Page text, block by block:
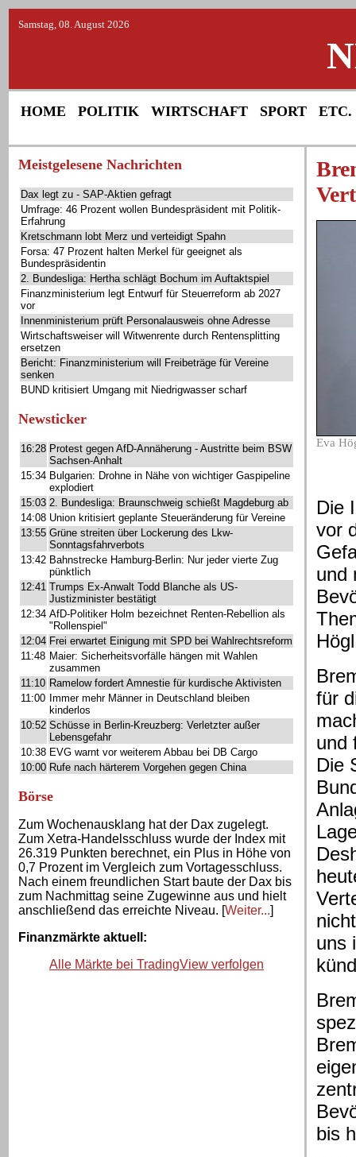
Samstag, 08. August 2026
HOME POLITIK WIRTSCHAFT SPORT ETC.
Meistgelesene Nachrichten
Dax legt zu - SAP-Aktien gefragt
Umfrage: 46 Prozent wollen Bundespräsident mit Politik-
Erfahrung
Kretschmann lobt Merz und verteidigt Spahn
Forsa: 47 Prozent halten Merkel für geeignet als
Bundespräsidentin
2. Bundesliga: Hertha schlägt Bochum im Auftaktspiel
Finanzministerium legt Entwurf für Steuerreform ab 2027
vor
Innenministerium prüft Personalausweis ohne Adresse
Wirtschaftsweiser will Witwenrente durch Rentensplitting
ersetzen
Bericht: Finanzministerium will Freibeträge für Vereine
senken
BUND kritisiert Umgang mit Niedrigwasser scharf
Newsticker
16:28 Protest gegen AfD-Annäherung - Austritte beim BSW
Sachsen-Anhalt
15:34 Bulgarien: Drohne in Nähe von wichtiger Gaspipeline
explodiert
15:03 2. Bundesliga: Braunschweig schießt Magdeburg ab
14:08 Union kritisiert geplante Steueränderung für Vereine
13:55 Grüne streiten über Lockerung des Lkw-
Sonntagsfahrverbots
13:42 Bahnstrecke Hamburg-Berlin: Nur jeder vierte Zug
pünktlich
12:41 Trumps Ex-Anwalt Todd Blanche als US-
Justizminister bestätigt
12:34 AfD-Politiker Holm bezeichnet Renten-Rebellion als
"Rollenspiel"
12:04 Frei erwartet Einigung mit SPD bei Wahlrechtsreform
11:48 Maier: Sicherheitsvorfälle hängen mit Wahlen
zusammen
11:10 Ramelow fordert Amnestie für kurdische Aktivisten
11:00 Immer mehr Männer in Deutschland bleiben
kinderlos
10:52 Schüsse in Berlin-Kreuzberg: Verletzter außer
Lebensgefahr
10:38 EVG warnt vor weiterem Abbau bei DB Cargo
10:00 Rufe nach härterem Vorgehen gegen China
Börse
Zum Wochenausklang hat der Dax zugelegt.
Zum Xetra-Handelsschluss wurde der Index mit
26.319 Punkten berechnet, ein Plus in Höhe von
0,7 Prozent im Vergleich zum Vortagesschluss.
Nach einem freundlichen Start baute der Dax bis
zum Nachmittag seine Zugewinne aus und hielt
anschließend das erreichte Niveau. [Weiter...]
Finanzmärkte aktuell :
Alle Märkte bei TradingView verfolgen
Eva
Die
vor
und
für
und
Die
uns
bis